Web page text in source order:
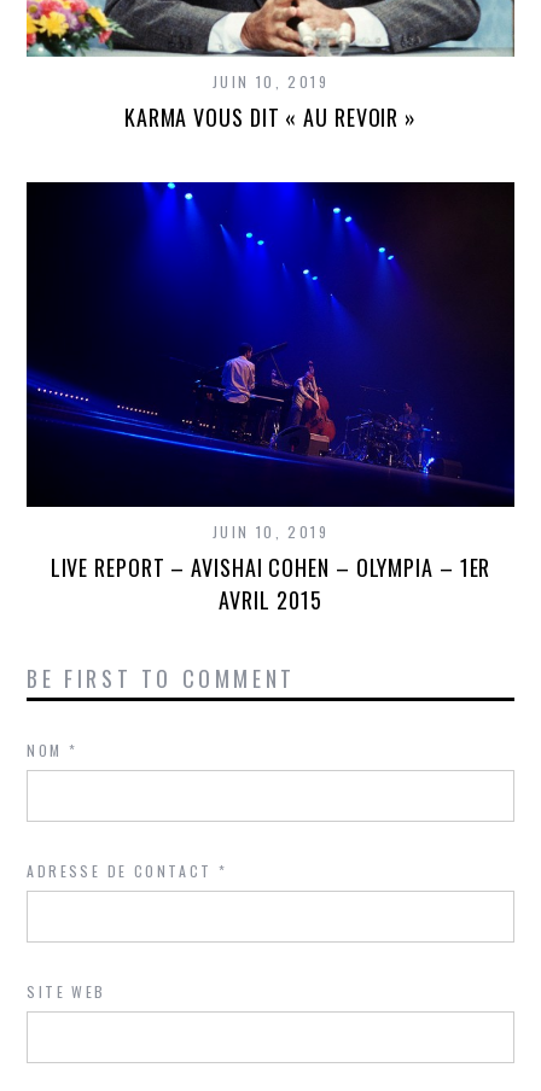
JUIN 10, 2019
KARMA VOUS DIT « AU REVOIR »
JUIN 10, 2019
LIVE REPORT – AVISHAI COHEN – OLYMPIA – 1ER
AVRIL 2015
BE FIRST TO COMMENT
NOM*
ADRESSE DE CONTACT*
SITE WEB